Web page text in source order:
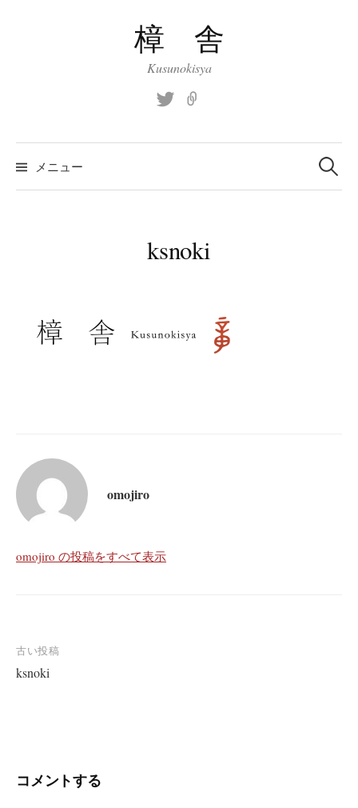
ス
キ
樟 舎
Kusunokisya
Twitter
メニュー
検
索:
ksnoki
omojiro
omojiro の投稿をすべて表示
投
稿
ー
古い投稿
ksnoki
コメントする